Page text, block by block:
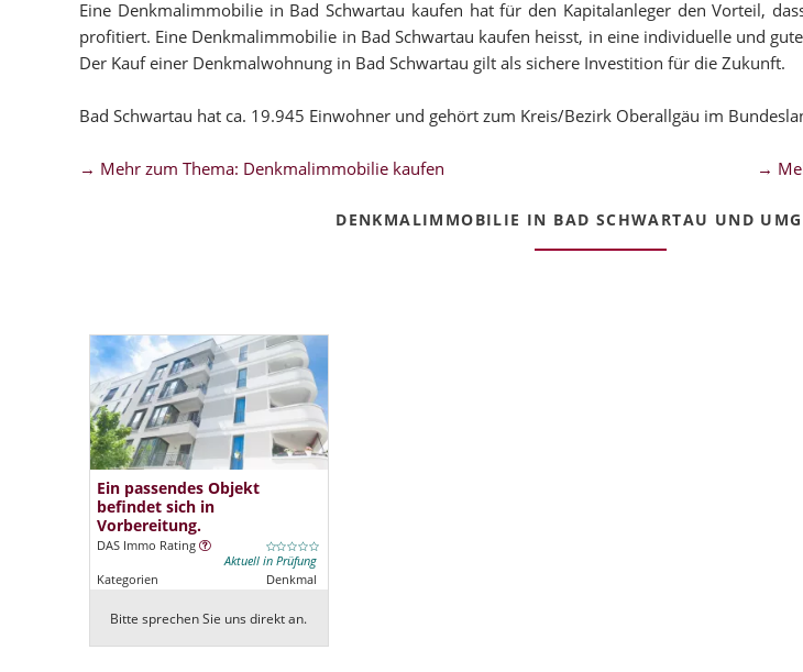
Eine Denkmalimmobilie in Bad Schwartau kaufen hat für den Kapitalanleger den Vorteil,
profitiert. Eine Denkmalimmobilie in Bad Schwartau kaufen heisst, in eine individuelle und
Der Kauf einer Denkmalwohnung in Bad Schwartau gilt als sichere Investition für die Zukunft.
Bad Schwartau hat ca. 19.945 Einwohner und gehört zum Kreis/Bezirk Oberallgäu im
→ Mehr zum Thema: Denkmalimmobilie kaufen →
DENKMALIMMOBILIE IN BAD SCHWARTAU UND
Ein passendes Objekt
befindet sich in
Vorbereitung.
DAS Immo Rating
Aktuell in Prüfung
Kategorien
Denkmal
Bitte sprechen Sie uns direkt an.